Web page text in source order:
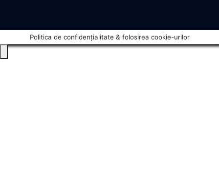
Politica de confidențialitate & folosirea cookie-urilor